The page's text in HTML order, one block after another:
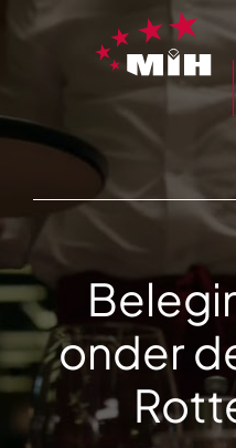
onder